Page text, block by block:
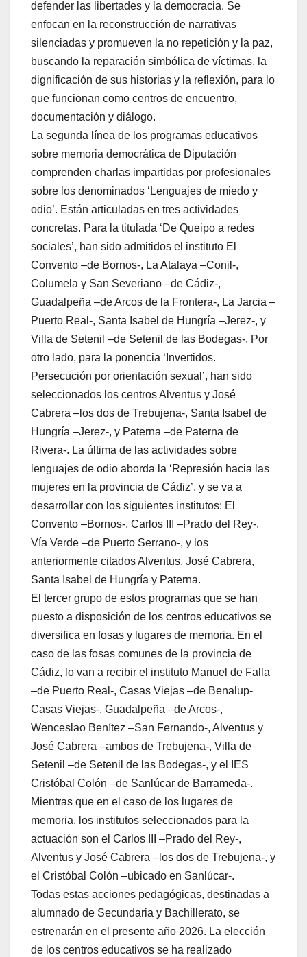
defender las libertades y la democracia. Se
enfocan en la reconstrucción de narrativas
silenciadas y promueven la no repetición y la paz,
buscando la reparación simbólica de víctimas, la
dignificación de sus historias y la reflexión, para lo
que funcionan como centros de encuentro,
documentación y diálogo.
La segunda línea de los programas educativos
sobre memoria democrática de Diputación
comprenden charlas impartidas por profesionales
sobre los denominados ‘Lenguajes de miedo y
odio’. Están articuladas en tres actividades
concretas. Para la titulada ‘De Queipo a redes
sociales’, han sido admitidos el instituto El
Convento –de Bornos-, La Atalaya –Conil-,
Columela y San Severiano –de Cádiz-,
Guadalpeña –de Arcos de la Frontera-, La Jarcia –
Puerto Real-, Santa Isabel de Hungría –Jerez-, y
Villa de Setenil –de Setenil de las Bodegas-. Por
otro lado, para la ponencia ‘Invertidos.
Persecución por orientación sexual’, han sido
seleccionados los centros Alventus y José
Cabrera –los dos de Trebujena-, Santa Isabel de
Hungría –Jerez-, y Paterna –de Paterna de
Rivera-. La última de las actividades sobre
lenguajes de odio aborda la ‘Represión hacia las
mujeres en la provincia de Cádiz’, y se va a
desarrollar con los siguientes institutos: El
Convento –Bornos-, Carlos III –Prado del Rey-,
Vía Verde –de Puerto Serrano-, y los
anteriormente citados Alventus, José Cabrera,
Santa Isabel de Hungría y Paterna.
El tercer grupo de estos programas que se han
puesto a disposición de los centros educativos se
diversifica en fosas y lugares de memoria. En el
caso de las fosas comunes de la provincia de
Cádiz, lo van a recibir el instituto Manuel de Falla
–de Puerto Real-, Casas Viejas –de Benalup-
Casas Viejas-, Guadalpeña –de Arcos-,
Wenceslao Benítez –San Fernando-, Alventus y
José Cabrera –ambos de Trebujena-, Villa de
Setenil –de Setenil de las Bodegas-, y el IES
Cristóbal Colón –de Sanlúcar de Barrameda-.
Mientras que en el caso de los lugares de
memoria, los institutos seleccionados para la
actuación son el Carlos III –Prado del Rey-,
Alventus y José Cabrera –los dos de Trebujena-, y
el Cristóbal Colón –ubicado en Sanlúcar-.
Todas estas acciones pedagógicas, destinadas a
alumnado de Secundaria y Bachillerato, se
estrenarán en el presente año 2026. La elección
de los centros educativos se ha realizado